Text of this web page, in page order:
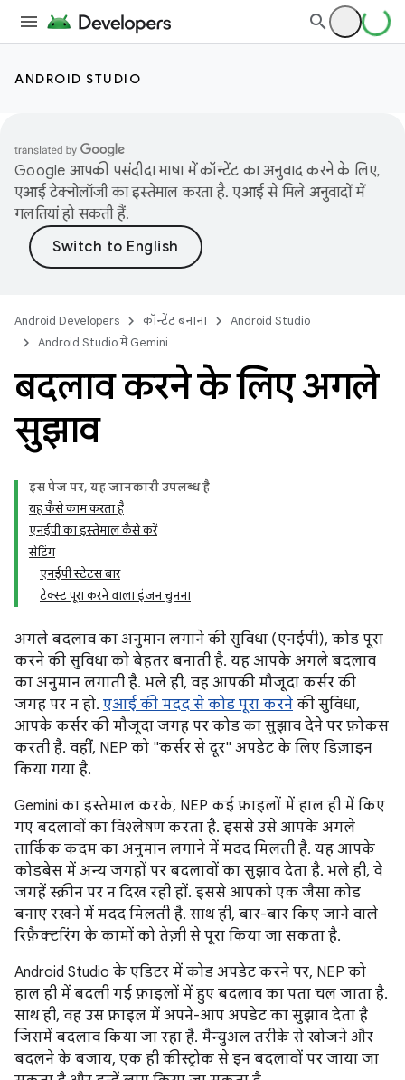
ANDROID STUDIO
Google आपकी पसंदीदा भाषा में कॉन्टेंट का अनुवाद करने के लिए,
एआई टेक्नोलॉजी का इस्तेमाल करता है. एआई से मिले अनुवादों में
गलतियां हो सकती हैं.
Android Developers कॉन्टेंट बनाना
Android Studio
Android Studio में Gemini
बदलाव करने के लिए अगले
सुझाव
इस पेज पर, यह जानकारी उपलब्ध है
यह कैसे काम करता है
एनईपी का इस्तेमाल कैसे करें
सेटिंग
एनईपी स्टेटस बार
टेक्स्ट पूरा करने वाला इंजन चुनना
अगले बदलाव का अनुमान लगाने की सुविधा (एनईपी), कोड पूरा
करने की सुविधा को बेहतर बनाती है. यह आपके अगले बदलाव
का अनुमान लगाती है. भले ही, वह आपकी मौजूदा कर्सर की
जगह पर न हो. एआई की मदद से कोड पूरा करने की सुविधा,
आपके कर्सर की मौजूदा जगह पर कोड का सुझाव देने पर फ़ोकस
करती है. वहीं, NEP को "कर्सर से दूर" अपडेट के लिए डिज़ाइन
किया गया है.
Gemini का इस्तेमाल करके, NEP कई फ़ाइलों में हाल ही में किए
गए बदलावों का विश्लेषण करता है. इससे उसे आपके अगले
तार्किक कदम का अनुमान लगाने में मदद मिलती है. यह आपके
कोडबेस में अन्य जगहों पर बदलावों का सुझाव देता है. भले ही, वे
जगहें स्क्रीन पर न दिख रही हों. इससे आपको एक जैसा कोड
बनाए रखने में मदद मिलती है. साथ ही, बार-बार किए जाने वाले
रिफ़ैक्टरिंग के कामों को तेज़ी से पूरा किया जा सकता है.
Android Studio के एडिटर में कोड अपडेट करने पर, NEP को
हाल ही में बदली गई फ़ाइलों में हुए बदलाव का पता चल जाता है.
साथ ही, वह उस फ़ाइल में अपने-आप अपडेट का सुझाव देता है
जिसमें बदलाव किया जा रहा है. मैन्युअल तरीके से खोजने और
बदलने के बजाय, एक ही कीस्ट्रोक से इन बदलावों पर जाया जा